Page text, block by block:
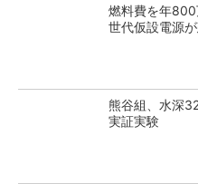
燃料費を年
世代仮設電源
熊谷組、水深
実証実験